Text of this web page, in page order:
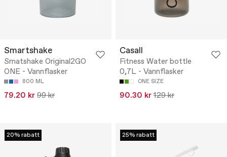
Smartshake
Smatshake Original2GO
ONE - Vannflasker
800 ML
79.20 kr 99 kr
Casall
Fitness Water bottle
0,7L - Vannflasker
ONE SIZE
90.30 kr 129 kr
20% rabatt 25% rabatt